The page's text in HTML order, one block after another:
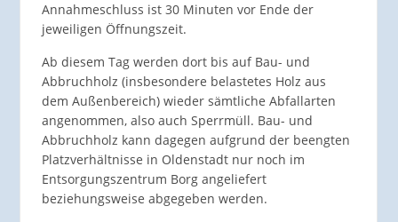
Annahmeschluss ist 30 Minuten vor Ende der
jeweiligen Öffnungszeit.
Ab diesem Tag werden dort bis auf Bau- und
Abbruchholz (insbesondere belastetes Holz aus
dem Außenbereich) wieder sämtliche Abfallarten
angenommen, also auch Sperrmüll. Bau- und
Abbruchholz kann dagegen aufgrund der beengten
Platzverhältnisse in Oldenstadt nur noch im
Entsorgungszentrum Borg angeliefert
beziehungsweise abgegeben werden.